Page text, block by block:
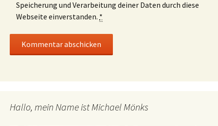
Speicherung und Verarbeitung deiner Daten durch diese
Webseite einverstanden. *
Hallo, mein Name ist Michael Mönks